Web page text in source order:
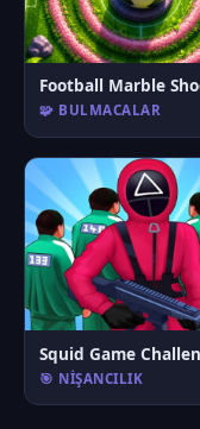
Football Marble
🧩 BULMACALAR
🎯 NIŞANCILIK